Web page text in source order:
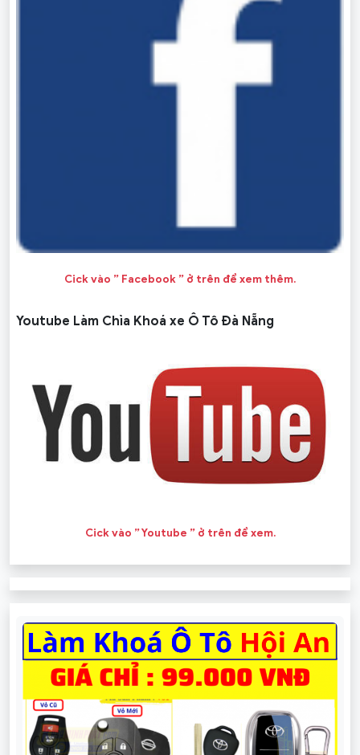
Cick vào ” Facebook ” ở trên để xem thêm.
Youtube Làm Chìa Khoá xe Ô Tô Đà Nẵng
Cick vào ” Youtube ” ở trên để xem.